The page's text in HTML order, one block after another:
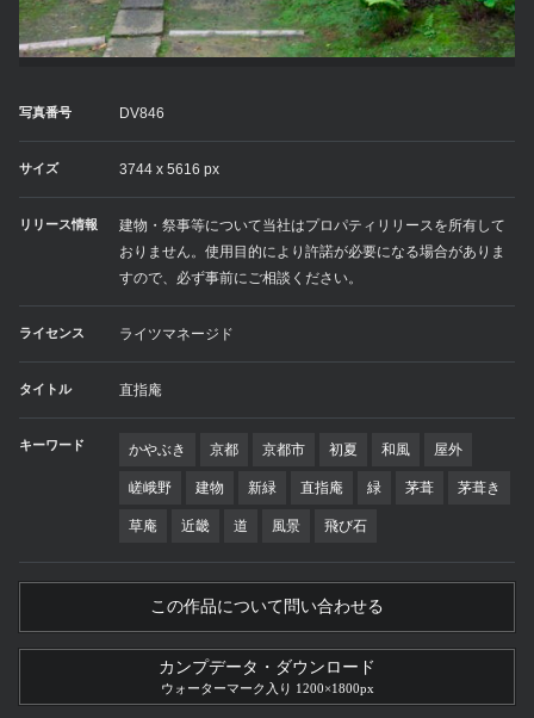
写真番号 DV846
サイズ 3744 x 5616 px
リリース情報
建物・祭事等について当社はプロパティリリースを所有して
おりません。使用目的により許諾が必要になる場合がありま
すので、必ず事前にご相談ください。
ライセンス ライツマネージド
タイトル 直指庵
キーワード かやぶき 京都 京都市 初夏 和風 屋外
嵯峨野 建物 新緑 直指庵 緑 茅葺 茅葺き
草庵 近畿 道 風景 飛び石
この作品について問い合わせる
カンプデータ・ダウンロード
ウォーターマーク入り 1200×1800px